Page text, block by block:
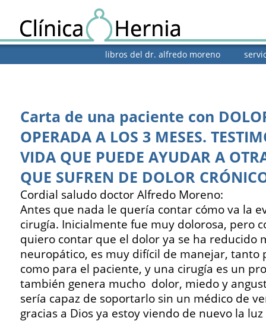
libros del dr. alfredo moreno
Carta de una paciente con
OPERADA A LOS 3 MESES.
VIDA QUE PUEDE AYUDAR A
QUE SUFREN DE DOLOR
Cordial saludo doctor Alfredo Moreno:
Antes que nada le quería contar cómo va la
cirugía. Inicialmente fue muy dolorosa, pero
quiero contar que el dolor ya se ha reducido
neuropático, es muy difícil de manejar, tanto
como para el paciente, y una cirugía es un
también genera mucho dolor, miedo y
sería capaz de soportarlo sin un médico de
gracias a Dios ya estoy viendo de nuevo la